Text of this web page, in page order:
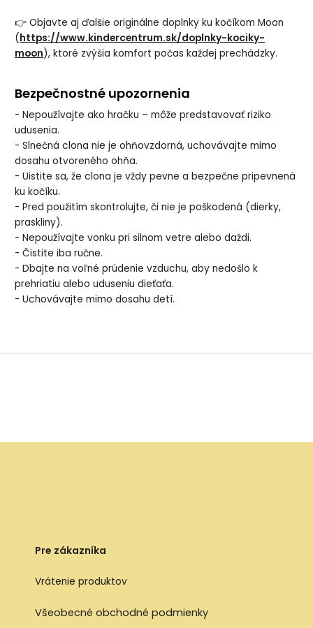
👉 Objavte aj ďalšie originálne doplnky ku kočíkom Moon
(https://www.kindercentrum.sk/doplnky-kociky-
moon), ktoré zvýšia komfort počas každej prechádzky.
Bezpečnostné upozornenia
- Nepoužívajte ako hračku – môže predstavovať riziko
udusenia.
- Slnečná clona nie je ohňovzdorná, uchovávajte mimo
dosahu otvoreného ohňa.
- Uistite sa, že clona je vždy pevne a bezpečne pripevnená
ku kočíku.
- Pred použitím skontrolujte, či nie je poškodená (dierky,
praskliny).
- Nepoužívajte vonku pri silnom vetre alebo daždi.
- Čistite iba ručne.
- Dbajte na voľné prúdenie vzduchu, aby nedošlo k
prehriatiu alebo uduseniu dieťaťa.
- Uchovávajte mimo dosahu detí.
Pre zákazníka
Vrátenie produktov
Všeobecné obchodné podmienky